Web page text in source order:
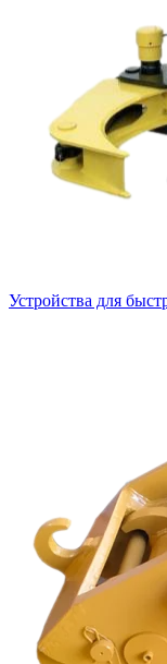
Устройства для